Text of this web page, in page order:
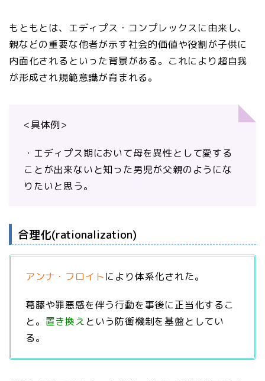
もともとは、エディプス・コンプレックスに由来し、
親などの重要な他者が示す社会的価値や役割が子供に
内面化されるといった背景がある。これにより超自我
が形成され規範意識が育まれる。
<具体例>
・エディプス期において母を異性として愛する
ことが出来ないと知った男児が父親のようにな
りたいと思う。
合理化(rationalization)
アンナ・フロイトにより体系化された。
葛藤や罪悪感を伴う行動を事後に正当化するこ
と。 置き換えという防衛機制を基盤としてい
る。